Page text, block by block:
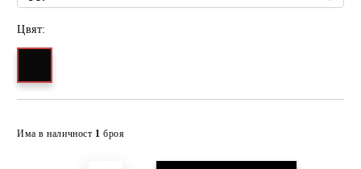
Цвят:
Има в наличност 1 броя